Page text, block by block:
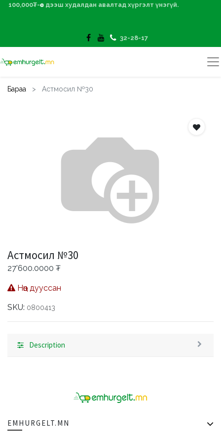
100,000₮-өөс дээш худалдан авалтад хүргэлт үнэгүй.
32-28-17
Бараа Астмосил №30
Астмосил №30
27'600.0000 ₮
Нөөц дууссан
SKU: 0800413
Description
EMHURGELT.MN